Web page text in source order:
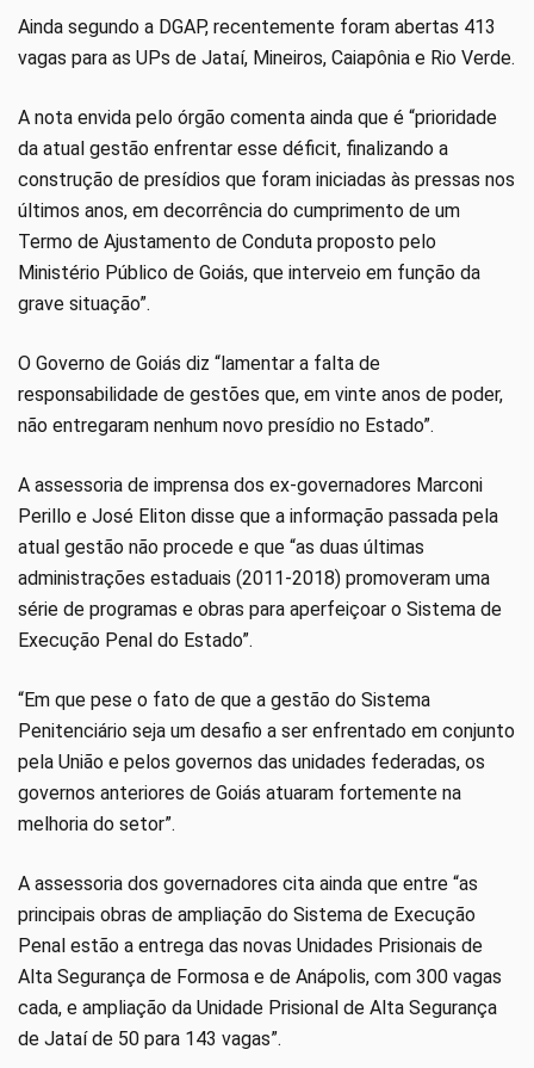
Ainda segundo a DGAP, recentemente foram abertas 413
vagas para as UPs de Jataí, Mineiros, Caiapônia e Rio Verde.
A nota envida pelo órgão comenta ainda que é “prioridade
da atual gestão enfrentar esse déficit, finalizando a
construção de presídios que foram iniciadas às pressas nos
últimos anos, em decorrência do cumprimento de um
Termo de Ajustamento de Conduta proposto pelo
Ministério Público de Goiás, que interveio em função da
grave situação”.
O Governo de Goiás diz “lamentar a falta de
responsabilidade de gestões que, em vinte anos de poder,
não entregaram nenhum novo presídio no Estado”.
A assessoria de imprensa dos ex-governadores Marconi
Perillo e José Eliton disse que a informação passada pela
atual gestão não procede e que “as duas últimas
administrações estaduais (2011-2018) promoveram uma
série de programas e obras para aperfeiçoar o Sistema de
Execução Penal do Estado”.
“Em que pese o fato de que a gestão do Sistema
Penitenciário seja um desafio a ser enfrentado em conjunto
pela União e pelos governos das unidades federadas, os
governos anteriores de Goiás atuaram fortemente na
melhoria do setor”.
A assessoria dos governadores cita ainda que entre “as
principais obras de ampliação do Sistema de Execução
Penal estão a entrega das novas Unidades Prisionais de
Alta Segurança de Formosa e de Anápolis, com 300 vagas
cada, e ampliação da Unidade Prisional de Alta Segurança
de Jataí de 50 para 143 vagas”.